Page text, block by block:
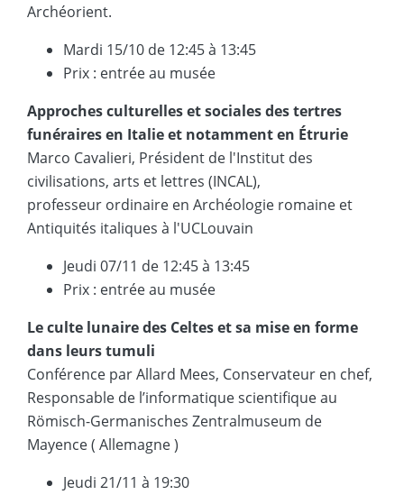
Archéorient.
Mardi 15/10 de 12:45 à 13:45
Prix : entrée au musée
Approches culturelles et sociales des tertres
funéraires en Italie et notamment en Étrurie
Marco Cavalieri, Président de l'Institut des
civilisations, arts et lettres (INCAL),
professeur ordinaire en Archéologie romaine et
Antiquités italiques à l'UCLouvain
Jeudi 07/11 de 12:45 à 13:45
Prix : entrée au musée
Le culte lunaire des Celtes et sa mise en forme
dans leurs tumuli
Conférence par Allard Mees, Conservateur en chef,
Responsable de l’informatique scientifique au
Römisch-Germanisches Zentralmuseum de
Mayence ( Allemagne )
Jeudi 21/11 à 19:30